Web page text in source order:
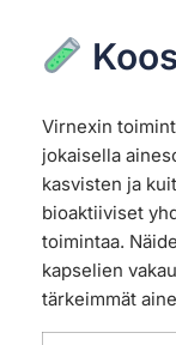
Virnexin
jokaisella
kasvisten ja
bioaktiiviset
toimintaa.
kapselien
tärkeimmät